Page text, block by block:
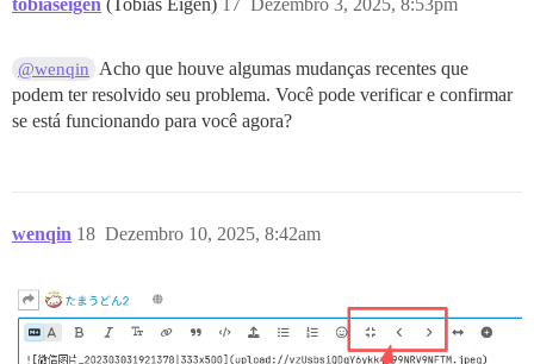
@wenqin
Acho que houve algumas mudanças recentes que
podem ter resolvido seu problema. Você pode verificar e confirmar
se está funcionando para você agora?
wenqin Dezembro 10, 2025, 8:42am
18